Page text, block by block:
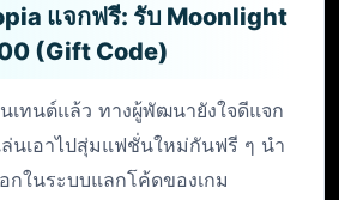
แจกฟรี: รับ Moonlight
(Gift Code)
เทนต์แล้ว ทางผู้พัฒนายังใจดีแจก
นเอาไปสุ่มแฟชั่นใหม่กันฟรี ๆ นำ
กในระบบแลกโค้ดของเกม